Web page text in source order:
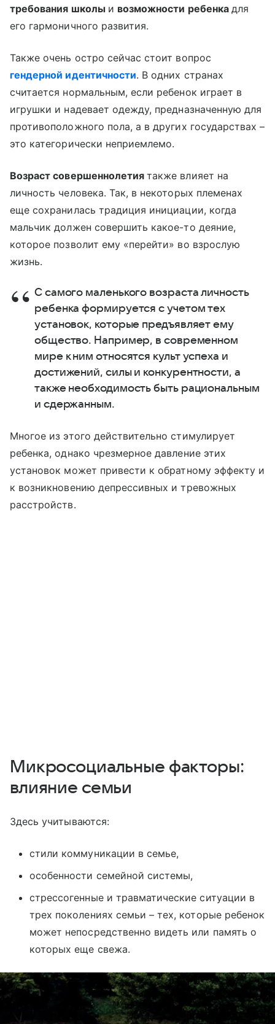
требования школы и возможности ребенка для
его гармоничного развития.
Также очень остро сейчас стоит вопрос
гендерной идентичности. В одних странах
считается нормальным, если ребенок играет в
игрушки и надевает одежду, предназначенную для
противоположного пола, а в других государствах –
это категорически неприемлемо.
Возраст совершеннолетиятакже влияет на
личность человека. Так, в некоторых племенах
еще сохранилась традиция инициации, когда
мальчик должен совершить какое-то деяние,
которое позволит ему «перейти» во взрослую
жизнь.
С самого маленького возраста личность
ребенка формируется с учетом тех
установок, которые предъявляет ему
общество. Например, в современном
мире к ним относятся культ успеха и
достижений, силы и конкурентности, а
также необходимость быть рациональным
и сдержанным.
Многое из этого действительно стимулирует
ребенка, однако чрезмерное давление этих
установок может привести к обратному эффекту и
к возникновению депрессивных и тревожных
расстройств.
Микросоциальные факторы:
влияние семьи
Здесь учитываются:
стили коммуникации в семье,
особенности семейной системы,
стрессогенные и травматические ситуации в
трех поколениях семьи – тех, которые ребенок
может непосредственно видеть или память о
которых еще свежа.